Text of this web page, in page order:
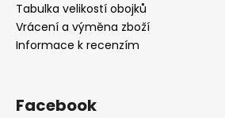
Tabulka velikostí obojků
Vrácení a výměna zboží
Informace k recenzím
Facebook